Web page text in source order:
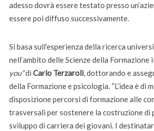
adesso dovrà essere testato presso
essere poi diffuso successivamente.
Si basa sull’esperienza della ricerca
nell’ambito delle Scienze della
you”di Carlo Terzaroli, dottorando e
della Formazione e psicologia. “L’idea è di
disposizione percorsi di formazione alle
trasversali per sostenere la costruzione di
sviluppo di carriera dei giovani. I